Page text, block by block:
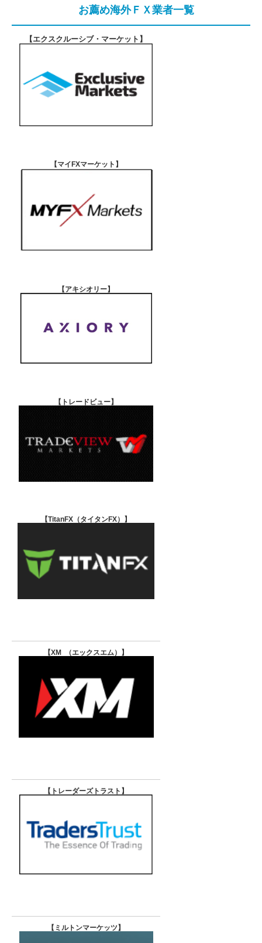
お薦め海外ＦＸ業者一覧
【エクスクルーシブ・マーケット 】
【マイFXマーケット 】
【アキシオリー】
【 トレードビュー】
【TitanFX（タイタンFX） 】
【XM （エックスエム） 】
【トレーダーズトラスト 】
【 ミルトンマーケッツ】